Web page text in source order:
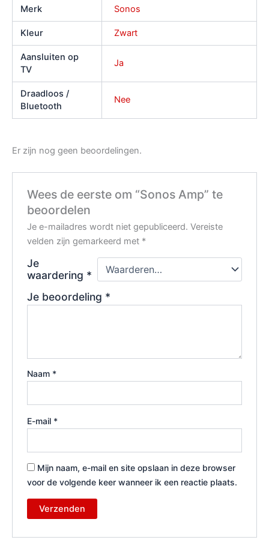
Merk Sonos
Kleur Zwart
Aansluiten op
TV
Ja
Draadloos /
Bluetooth
Nee
Er zijn nog geen beoordelingen.
Wees de eerste om “Sonos Amp” te
beoordelen
Je e-mailadres wordt niet gepubliceerd. Vereiste
velden zijn gemarkeerd met *
Je
waardering *
Je beoordeling *
Naam *
E-mail *
Mijn naam, e-mail en site opslaan in deze browser
voor de volgende keer wanneer ik een reactie plaats.